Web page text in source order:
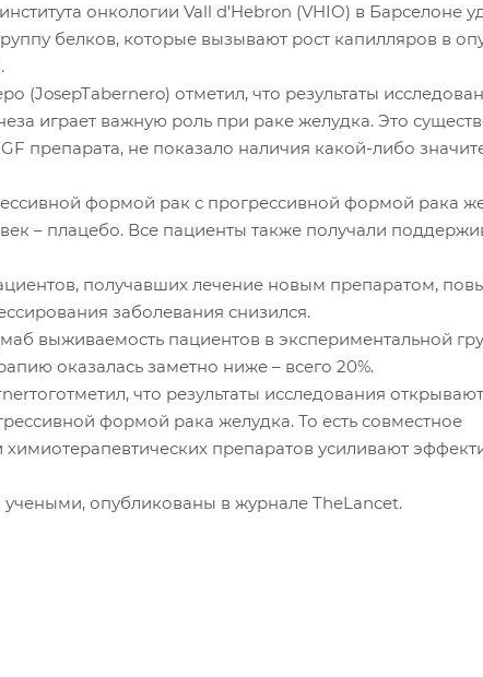
онкологии Vall d'Hebron (VHIO) в Барселоне
белков, которые вызывают рост капилляров в
(JosepTabernero) отметил, что результаты
играет важную роль при раке желудка. Это
препарата, не показало наличия какой-либо
формой рак с прогрессивной формой рака
– плацебо. Все пациенты также получали
получавших лечение новым препаратом,
заболевания снизился.
выживаемость пациентов в экспериментальной
оказалась заметно ниже – всего 20%.
что результаты исследования
формой рака желудка. То есть совместное
препаратов усиливают
опубликованы в журнале TheLancet.